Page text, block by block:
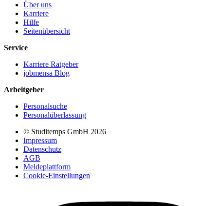
Über uns
Karriere
Hilfe
Seitenübersicht
Service
Karriere Ratgeber
jobmensa Blog
Arbeitgeber
Personalsuche
Personalüberlassung
© Studitemps GmbH 2026
Impressum
Datenschutz
AGB
Meldeplattform
Cookie-Einstellungen